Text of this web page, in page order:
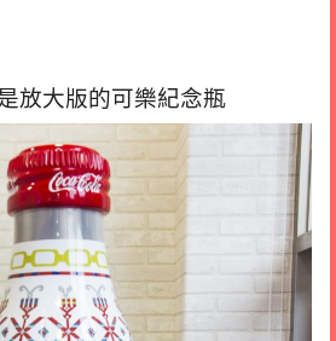
放大版的可樂紀念瓶